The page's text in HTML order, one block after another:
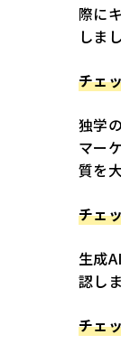
際に
しま
チェ
独学
マー
質を
チェ
生成
認し
チェ